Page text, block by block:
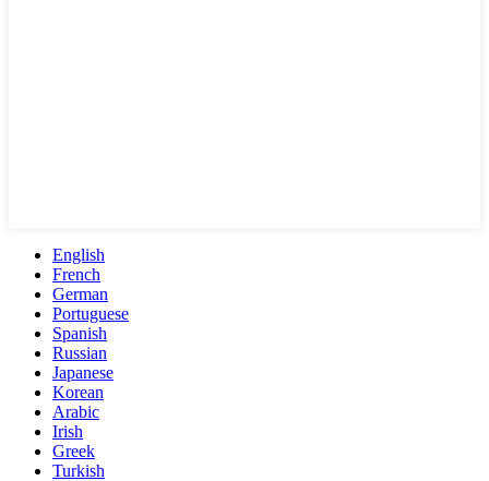
English
French
German
Portuguese
Spanish
Russian
Japanese
Korean
Arabic
Irish
Greek
Turkish